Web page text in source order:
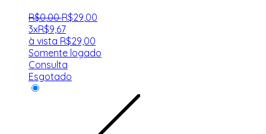
R$0,00 R$29 00
3xR$9,67
à vista R$29,00
Somente logado
Consulta
Esgotado